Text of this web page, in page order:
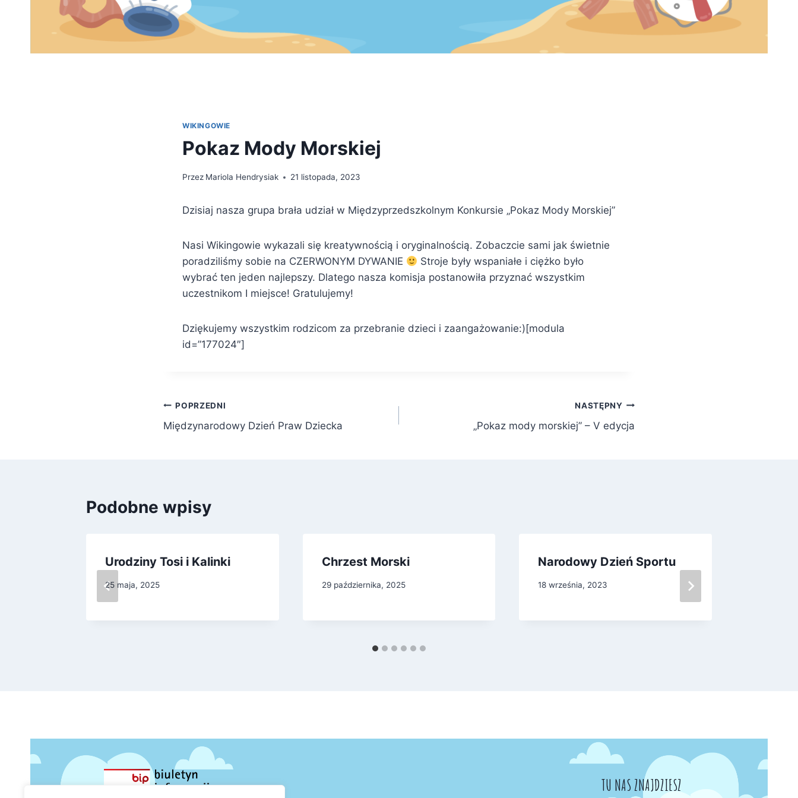
WIKINGOWIE
Pokaz Mody Morskiej
Przez Mariola Hendrysiak 21 listopada, 2023
Dzisiaj nasza grupa brała udział w Międzyprzedszkolnym Konkursie „Pokaz Mody Morskiej”
Nasi Wikingowie wykazali się kreatywnością i oryginalnością. Zobaczcie sami jak świetnie
poradziliśmy sobie na CZERWONYM DYWANIE
Stroje były wspaniałe i ciężko było
wybrać ten jeden najlepszy. Dlatego nasza komisja postanowiła przyznać wszystkim
uczestnikom I miejsce! Gratulujemy!
Dziękujemy wszystkim rodzicom za przebranie dzieci i zaangażowanie:)[modula
id=”177024″]
Nawigacja
wpisu
POPRZEDNI
Międzynarodowy Dzień Praw Dziecka
NASTĘPNY
„Pokaz mody morskiej” – V edycja
Podobne wpisy
Urodziny Tosi i Kalinki
25 maja, 2025
Chrzest Morski
29 października, 2025
Narodowy Dzień Sportu
18 września, 2023
TU NAS ZNAJDZIESZ